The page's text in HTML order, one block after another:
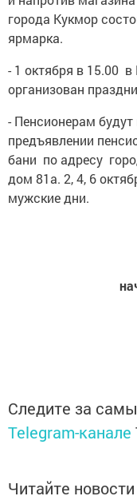
города Кукмор
ярмарка.
- 1 октября в 15.00
организован
- Пенсионерам
предъявлении
бани по адресу
дом 81а. 2, 4, 6
мужские дни.
Следите за
Telegram-канале
Читайте